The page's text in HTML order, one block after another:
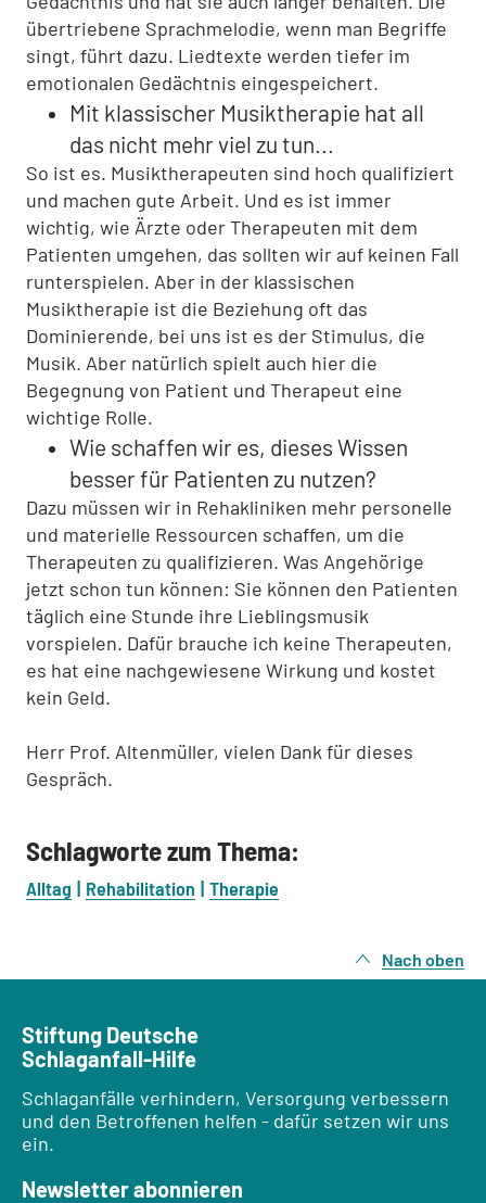
übertriebene Sprachmelodie, wenn man Begriffe
singt, führt dazu. Liedtexte werden tiefer im
emotionalen Gedächtnis eingespeichert.
Mit klassischer Musiktherapie hat all
das nicht mehr viel zu tun...
So ist es. Musiktherapeuten sind hoch qualifiziert
und machen gute Arbeit. Und es ist immer
wichtig, wie Ärzte oder Therapeuten mit dem
Patienten umgehen, das sollten wir auf keinen Fall
runterspielen. Aber in der klassischen
Musiktherapie ist die Beziehung oft das
Dominierende, bei uns ist es der Stimulus, die
Musik. Aber natürlich spielt auch hier die
Begegnung von Patient und Therapeut eine
wichtige Rolle.
Wie schaffen wir es, dieses Wissen
besser für Patienten zu nutzen?
Dazu müssen wir in Rehakliniken mehr personelle
und materielle Ressourcen schaffen, um die
Therapeuten zu qualifizieren. Was Angehörige
jetzt schon tun können: Sie können den Patienten
täglich eine Stunde ihre Lieblingsmusik
vorspielen. Dafür brauche ich keine Therapeuten,
es hat eine nachgewiesene Wirkung und kostet
kein Geld.
Herr Prof. Altenmüller, vielen Dank für dieses
Gespräch.
Schlagworte zum Thema:
Alltag Rehabilitation Therapie
Nach oben
Stiftung Deutsche
Schlaganfall-Hilfe
Schlaganfälle verhindern, Versorgung verbessern
und den Betroffenen helfen - dafür setzen wir uns
ein.
Newsletter abonnieren